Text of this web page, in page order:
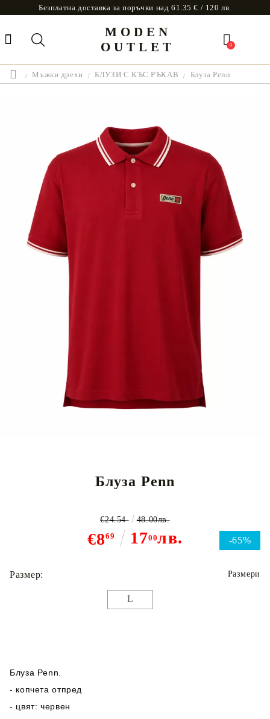
Безплатна доставка за поръчки над 61.35 € / 120 лв.
MODEN
OUTLET
0
Мъжки дрехи БЛУЗИ С КЪС РЪКАВ Блуза Penn
Блуза Penn
-65%
€869 1700лв.
€24.54 48.00лв.
Блуза Penn.
- копчета отпред
- цвят: червен
Размер: Размери
L